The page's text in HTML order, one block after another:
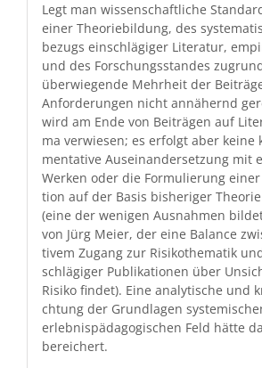
Legt man wis­senschaftliche
ein­er The­o­riebil­dung, des
bezugs ein­schlägiger Lit­er­atur,
und des Forschungs­standes
über­wiegende Mehrheit der
Anforderun­gen nicht annäh­ernd
wird am Ende von Beiträ­gen auf
ma ver­wiesen; es erfol­gt aber
men­ta­tive Auseinan­der­set­zung mit
Werken oder die For­mulierung
tion auf der Basis bish­eriger
(eine der weni­gen Aus­nah­men
von Jürg Meier, der eine Bal­ance
tivem Zugang zur Risikothe­matik
schlägiger Pub­lika­tio­nen über
Risiko find­et). Eine ana­lytis­che und
ch­tung der Grund­la­gen
erleb­nis­päd­a­gogis­chen Feld hätte
bereichert.